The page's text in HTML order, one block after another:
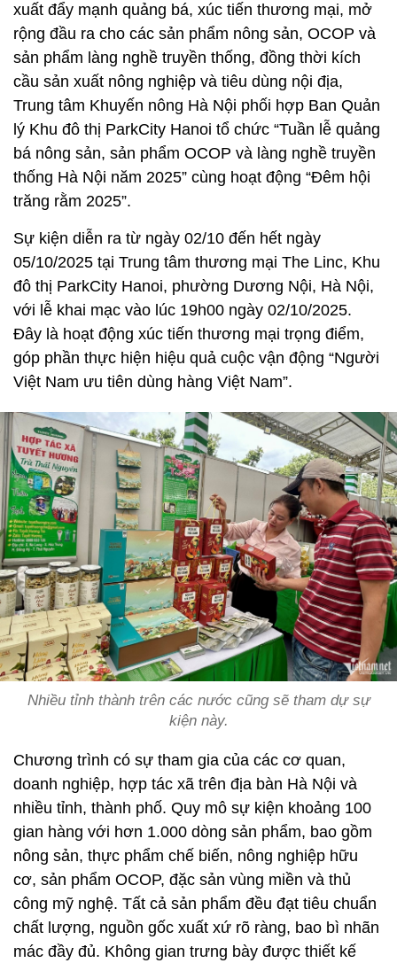
xuất đẩy mạnh quảng bá, xúc tiến thương mại, mở
rộng đầu ra cho các sản phẩm nông sản, OCOP và
sản phẩm làng nghề truyền thống, đồng thời kích
cầu sản xuất nông nghiệp và tiêu dùng nội địa,
Trung tâm Khuyến nông Hà Nội phối hợp Ban Quản
lý Khu đô thị ParkCity Hanoi tổ chức “Tuần lễ quảng
bá nông sản, sản phẩm OCOP và làng nghề truyền
thống Hà Nội năm 2025” cùng hoạt động “Đêm hội
trăng rằm 2025”.
Sự kiện diễn ra từ ngày 02/10 đến hết ngày
05/10/2025 tại Trung tâm thương mại The Linc, Khu
đô thị ParkCity Hanoi, phường Dương Nội, Hà Nội,
với lễ khai mạc vào lúc 19h00 ngày 02/10/2025.
Đây là hoạt động xúc tiến thương mại trọng điểm,
góp phần thực hiện hiệu quả cuộc vận động “Người
Việt Nam ưu tiên dùng hàng Việt Nam”.
Nhiều tỉnh thành trên các nước cũng sẽ tham dự sự
kiện này.
Chương trình có sự tham gia của các cơ quan,
doanh nghiệp, hợp tác xã trên địa bàn Hà Nội và
nhiều tỉnh, thành phố. Quy mô sự kiện khoảng 100
gian hàng với hơn 1.000 dòng sản phẩm, bao gồm
nông sản, thực phẩm chế biến, nông nghiệp hữu
cơ, sản phẩm OCOP, đặc sản vùng miền và thủ
công mỹ nghệ. Tất cả sản phẩm đều đạt tiêu chuẩn
chất lượng, nguồn gốc xuất xứ rõ ràng, bao bì nhãn
mác đầy đủ. Không gian trưng bày được thiết kế